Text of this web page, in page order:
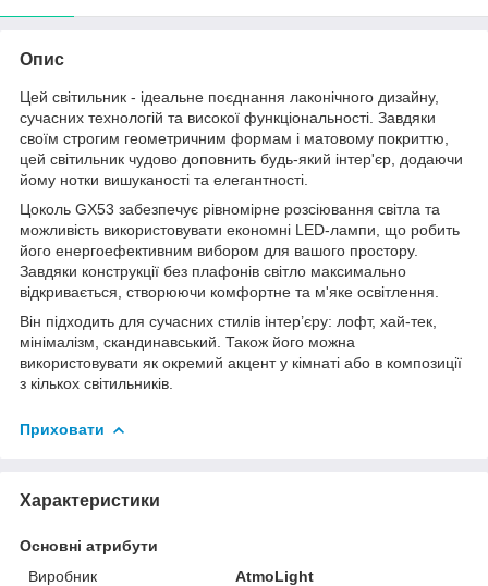
Опис
Цей світильник - ідеальне поєднання лаконічного дизайну,
сучасних технологій та високої функціональності. Завдяки
своїм строгим геометричним формам і матовому покриттю,
цей світильник чудово доповнить будь-який інтер'єр, додаючи
йому нотки вишуканості та елегантності.
Цоколь GX53 забезпечує рівномірне розсіювання світла та
можливість використовувати економні LED-лампи, що робить
його енергоефективним вибором для вашого простору.
Завдяки конструкції без плафонів світло максимально
відкривається, створюючи комфортне та м'яке освітлення.
Він підходить для сучасних стилів інтер’єру: лофт, хай-тек,
мінімалізм, скандинавський. Також його можна
використовувати як окремий акцент у кімнаті або в композиції
з кількох світильників.
Приховати
Характеристики
Основні атрибути
Виробник
AtmoLight